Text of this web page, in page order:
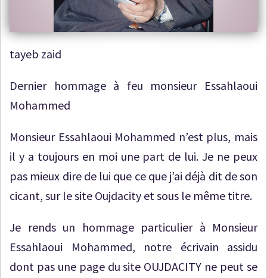
tayeb zaid
Dernier hommage à feu monsieur Essahlaoui
Mohammed
Monsieur Essahlaoui Mohammed n’est plus, mais
il y a toujours en moi une part de lui. Je ne peux
pas mieux dire de lui que ce que j’ai déjà dit de son
cicant, sur le site Oujdacity et sous le même titre.
Je rends un hommage particulier à Monsieur
Essahlaoui Mohammed, notre écrivain assidu
dont pas une page du site OUJDACITY ne peut se